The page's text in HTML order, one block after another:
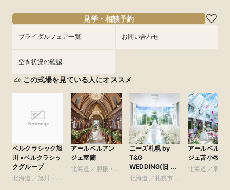
フェアを予約
フェアを予約
フェアを予約
フェアを予約
見学・相談予約
ブライダルフェア一覧 お問い合わせ
空き状況の確認
この式場を見ている人にオススメ
ベルクラシック旭
川 ●ベルクラシッ
クグループ
北海道／旭川・富
アールベルアン
ジェ室蘭
北海道／胆振・日
ニーズ札幌 by
T&G
WEDDING(旧 ヒ
ルサイドクラブ迎
北海道／札幌市・
アールベルア
ジェ苫小牧
北海道／胆振